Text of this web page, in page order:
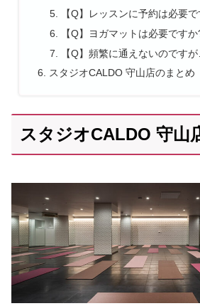
【Q】レッスンに予約は必要
【Q】ヨガマットは必要ですか
【Q】頻繁に通えないのですが
スタジオCALDO 守山店のまとめ
スタジオCALDO 守山